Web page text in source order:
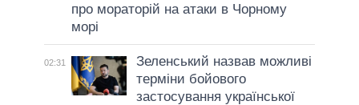
про мораторій на атаки в Чорному
морі
02:31
Зеленський назвав можливі
терміни бойового
застосування української